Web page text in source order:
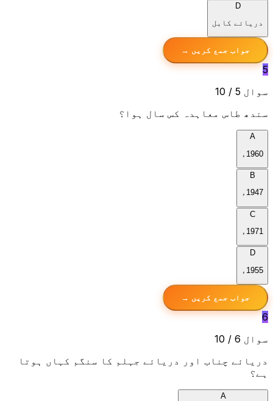
D
دریائے کابل
جواب جمع کریں →
5
سوال 5 / 10
سندھ طاس معاہدہ کس سال ہوا؟
A
1960ء
B
1947ء
C
1971ء
D
1955ء
جواب جمع کریں →
6
سوال 6 / 10
دریائے چناب اور دریائے جہلم کا سنگم کہاں ہوتا
ہے؟
A